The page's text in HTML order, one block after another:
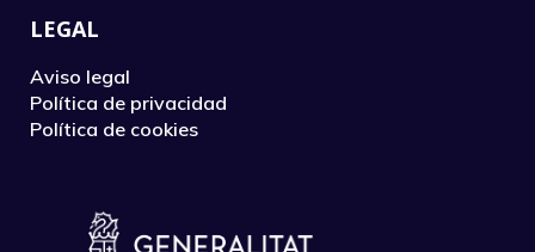
LEGAL
Aviso legal
Política de privacidad
Política de cookies